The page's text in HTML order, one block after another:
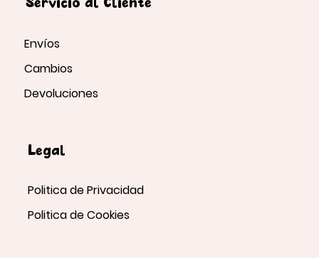
Servicio al Cliente
Envíos
Cambios
Devoluciones
Legal
Politica de Privacidad
Politica de Cookies